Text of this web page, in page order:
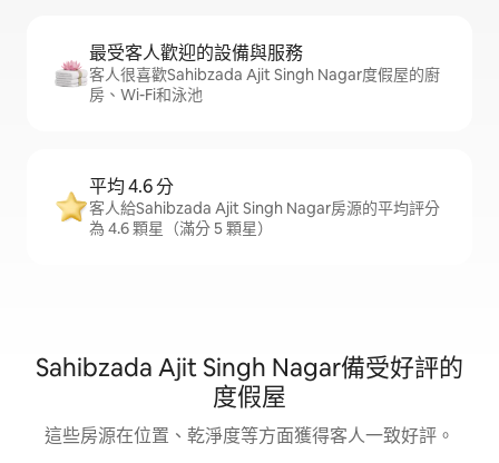
最受客人歡迎的設備與服務
客人很喜歡Sahibzada Ajit Singh Nagar度假屋的廚
房、Wi-Fi和泳池
平均 4.6 分
客人給Sahibzada Ajit Singh Nagar房源的平均評分
為 4.6 顆星（滿分 5 顆星）
Sahibzada Ajit Singh Nagar備受好評的
度假屋
這些房源在位置、乾淨度等方面獲得客人一致好評。